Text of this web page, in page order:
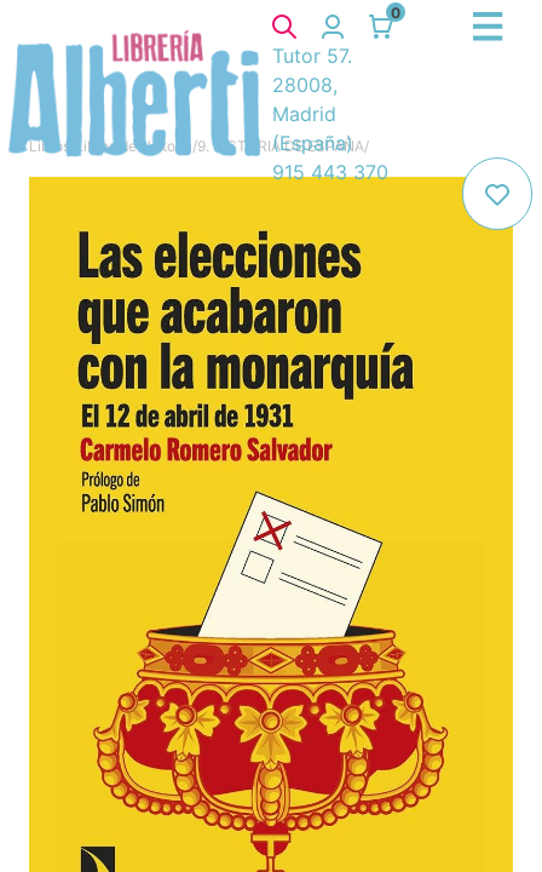
0
Tutor 57.
28008,
Madrid
(España)
915 443 370
Libros Libros de Historia /9. HISTORIA DE ESPAÑA/